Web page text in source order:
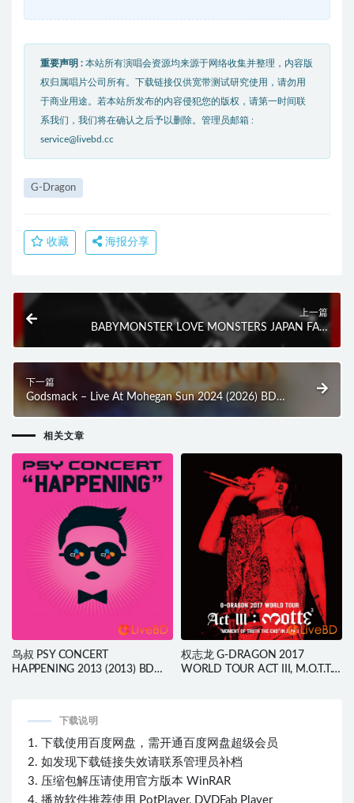
重要声明 : 本站所有演唱会资源均来源于网络收集并整理，内容版
权归属唱片公司所有。下载链接仅供宽带测试研究使用，请勿用
于商业用途。若本站所发布的内容侵犯您的版权，请第一时间联
系我们，我们将在确认之后予以删除。管理员邮箱 :
service@livebd.cc
G-Dragon
收藏 海报分享
上一篇
BABYMONSTER LOVE MONSTERS JAPAN FAN
CONCERT 2025 [初回生産限定盤] (2026) BD蓝光原盘
下一篇
Godsmack – Live At Mohegan Sun 2024 (2026) BD蓝
光原盘 22.4G
相关文章
鸟叔 PSY CONCERT
HAPPENING 2013 (2013) BD蓝
权志龙 G-DRAGON 2017
WORLD TOUR ACT III, M.O.T.T.E
下载说明
1. 下载使用百度网盘，需开通百度网盘超级会员
2. 如发现下载链接失效请联系管理员补档
3. 压缩包解压请使用官方版本 WinRAR
4. 播放软件推荐使用 PotPlayer, DVDFab Player